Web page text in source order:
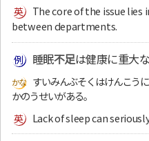
The core of the issue
between departments.
睡眠不足は健康に重大
すいみんぶそくはけんこう
かのうせいがある。
Lack of sleep can